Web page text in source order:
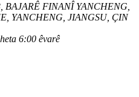
BAJARÊ FINANÎ YANCHENG,
YANCHENG, JIANGSU, ÇIN
6:00 êvarê